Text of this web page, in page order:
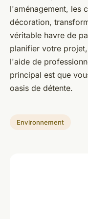
l'aménagement, les
décoration,
véritable havre de
planifier votre
l'aide de
principal est que
oasis de détente.
Environnement